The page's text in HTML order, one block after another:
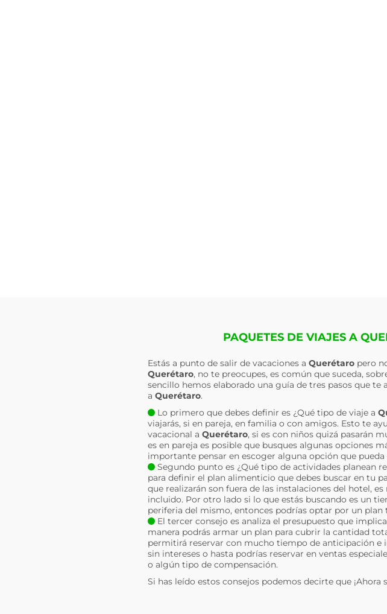
PAQUETES DE VIAJES A
Estás a punto de salir de vacaciones a Querétaropero
Querétaro, no te preocupes, es común que suceda,
sencillo hemos elaborado una guía de tres pasos que
a Querétaro.
Lo primero que debes definir es ¿Qué tipo de viaje a
viajarás, si en pareja, en familia o con amigos. Esto te
vacacional a Querétaro, si es con niños quizá pasarán
es en pareja es posible que busques algunas opciones
importante pensar en escoger alguna opción que
Segundo punto es ¿Qué tipo de actividades planean
para definir el plan alimenticio que debes buscar en tu
que realizarán son fuera de las instalaciones del hotel,
incluido. Por otro lado si lo que estás buscando es un
periferia del mismo, entonces podrías optar por un
El tercer consejo es analiza el presupuesto que
manera podrás armar un plan para cubrir la cantidad
permitirá reservar con mucho tiempo de anticipación
sin intereses o hasta podrías reservar en ventas
o algún tipo de compensación.
Si has leído estos consejos podemos decirte que